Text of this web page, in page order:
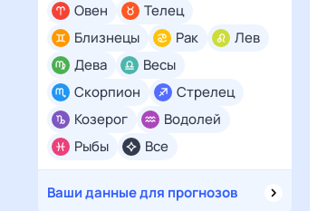
Все
Овен
Телец
Близнецы
Рак
Лев
Дева
Весы
Скорпион
Стрелец
Козерог
Водолей
Рыбы
Ваши данные для прогнозов